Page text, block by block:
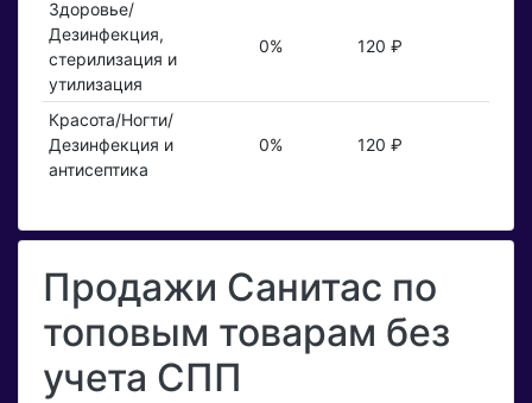
Здоровье/
Дезинфекция,
стерилизация и
утилизация
0% 120 ₽
Красота/Ногти/
Дезинфекция и
антисептика
0% 120 ₽
Продажи Санитас по
топовым товарам без
учета СПП